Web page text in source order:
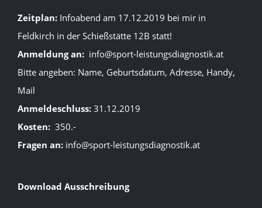
Zeitplan: Infoabend am 17.12.2019 bei mir in
Feldkirch in der Schießstätte 12B statt!
Anmeldung an: info@sport-leistungsdiagnostik.at
Bitte angeben: Name, Geburtsdatum, Adresse, Handy,
Mail
Anmeldeschluss: 31.12.2019
Kosten: 350.-
Fragen an: info@sport-leistungsdiagnostik.at
Download Ausschreibung